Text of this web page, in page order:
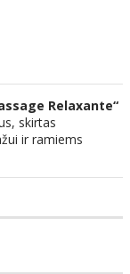
Relaxante“
skirtas
ir ramiems